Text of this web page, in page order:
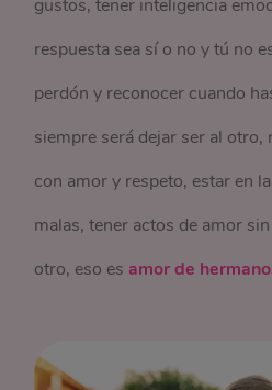
gustos, tener inteligencia
respuesta sea sí o no y tú no
perdón y reconocer cuando
siempre será dejar ser al
con amor y respeto, estar en
malas, tener actos de amor
otro, eso es amor de